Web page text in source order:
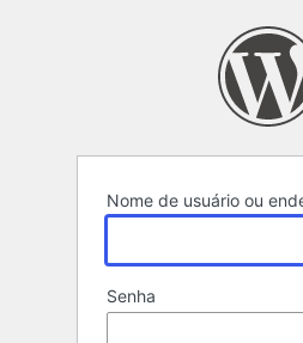
Nome de usuário ou
Senha